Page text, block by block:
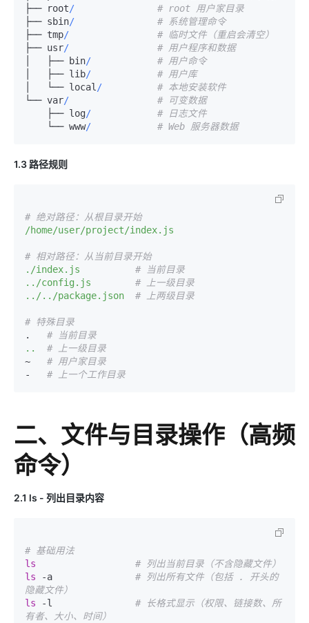
├── root/
# root 用户家目录
├── sbin/
# 系统管理命令
├── tmp/
# 临时文件（重启会清空）
├── usr/
# 用户程序和数据
│   ├── bin/
# 用户命令
│   ├── lib/
# 用户库
│   └── local /
# 本地安装软件
└── var/
# 可变数据
    ├── log
/
# 日志文件
    └── www
/ # Web 服务器数据
1.3 路径规则
# 绝对路径：从根目录开始
/home/user/project/index.js
# 相对路径：从当前目录开始
./index.js
# 当前目录
../config.js
# 上一级目录
../../package.json
# 上两级目录
# 特殊目录
. # 当前目录
..
# 上一级目录
~ # 用户家目录
- # 上一个工作目录
二、文件与目录操作（高频
命令）
2.1 ls - 列出目录内容
# 基础用法
ls
# 列出当前目录（不含隐藏文件）
ls -a # 列出所有文件（包括 . 开头的
隐藏文件）
ls -l # 长格式显示（权限、链接数、所
有者、大小、时间）